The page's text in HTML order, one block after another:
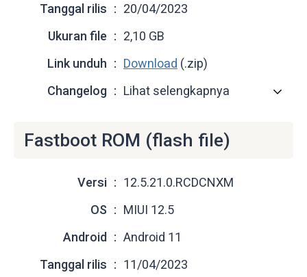
Tanggal rilis
20/04/2023
Ukuran file
2,10 GB
Link unduh
Download (.zip)
Changelog
Lihat selengkapnya
Fastboot ROM (flash file)
Versi
12.5.21.0.RCDCNXM
OS
MIUI 12.5
Android
Android 11
Tanggal rilis
11/04/2023